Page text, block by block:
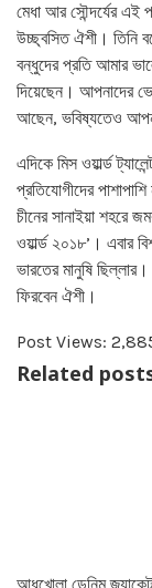
মেধা আর সৌন্দর্যের এই
উচ্ছ্বসিত ঐশী। তিনি
বন্ধুদের প্রতি আমার
দিয়েছেন। আপনাদের
আছেন, ভবিষ্যতেও
এদিকে মিস ওয়ার্ল্ড
প্রতিযোগীদের
চীনের সানাইয়া শহরে
ওয়ার্ল্ড ২০১৮’। এবার
ভারতের মানুষি
ফিরবেন ঐশী।
Post Views:
Related